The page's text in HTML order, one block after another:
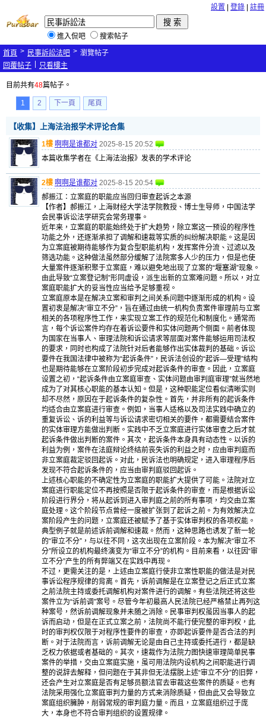
設置 登錄 註冊
進入侃吧
搜索帖子
首頁 > 民事訴訟法吧 > 瀏覽帖子
回覆帖子
只看樓主
目前共有48篇帖子。
1 2 下一頁 尾頁
【收集】上海法治报学术评论合集
1樓 啊啊是谁都对 2025-8-15 20:52
本篇收集学者在《上海法治报》发表的学术评论
2樓 啊啊是谁都对 2025-8-15 20:54
郝振江：立案庭的职能应当回归审查起诉之本源
【作者】郝振江，上海财经大学法学院教授、博士生导师，中国法学
会民事诉讼法学研究会常务理事。
近年来，立案庭的职能始终处于扩大趋势，除立案这一预设的程序性
功能之外，还逐渐承担了调解和速裁等实质的纠纷解决职能。这是因
为立案庭被期待能够作为复合型职能机构，发挥案件分流、过滤以及
筛选功能。这种做法虽然部分缓解了法院案多人少的压力，但是也使
大量案件逐渐积聚于立案庭，难以避免地出现了立案的“堰塞湖”现象。
由此导致“立案登记制”形同虚设，派生出新的立案难问题。所以，对立
案庭职能扩大的妥当性应当给予足够重视。
立案庭原本是在解决立案和审判之间关系问题中逐渐形成的机构。设
置初衷是解决“审立不分”，旨在通过由统一机构负责案件审理前与立案
相关的各项程序性工作，来实现立案工作的规范化和制度化。通常而
言，每个诉讼案件均存在着诉讼要件和实体问题两个侧面。前者体现
为国家在当事人、审理法院和诉讼请求等层面对案件能够运用司法权
的要求，同时也构成了法院针对后者能够作出实体裁判的基础。诉讼
要件在我国法律中被称为“起诉条件”，民诉法创设的“起诉—受理”结构
也是期待能够在立案阶段初步完成对起诉条件的审查。因此，立案庭
设置之初，“起诉条件由立案庭审查、实体问题由审判庭审理”就当然地
成为了对其核心职能的基本认知。但是，这种职能定位看似清晰实则
却不尽然，原因在于起诉条件的复杂性。首先，并非所有的起诉条件
均适合由立案庭进行审查。例如，当事人适格以及司法实践中确立的
重复诉讼、诉的利益等与诉讼请求密切相关的要件，都需要结合案件
的实体审理方能做出判断。实践中不乏立案庭进行实体审查之后才就
起诉条件做出判断的案件。其次，起诉条件本身具有动态性。以诉的
利益为例，案件在法庭辩论终结前丧失诉的利益之时，应由审判庭而
非立案庭裁定驳回起诉。对此，民诉法也明确规定，进入审理程序后
发现不符合起诉条件的，应当由审判庭驳回起诉。
上述核心职能的不确定性为立案庭的职能扩大提供了可能。法院对立
案庭进行职能定位不再按照是否限于起诉条件的审查，而是根据诉讼
阶段进行界分，将从起诉到进入审判庭之前的所有事项，均交由立案
庭处理。这个阶段节点曾经一度被扩张到了起诉之前。为有效解决立
案阶段产生的问题，立案庭还被赋予了基于实体审判权的各项权能。
典型例子就是前述诉前调解和速裁。然而，这种思路也诱发了新一轮
的“审立不分”，与以往不同，这次出现在立案阶段。本为解决“审立不
分”所设立的机构最终演变为“审立不分”的机构。目前来看，以往因“审
立不分”产生的所有弊端又在实践中再现。
不过，更需关注的是，上述由立案庭行使非立案性职能的做法是对民
事诉讼程序规律的背离。首先，诉前调解是在立案登记之后正式立案
之前法院主持或委托调解机构对案件进行的调解。有些法院还将这些
案件立为“诉前调”案号。尽管今年初最高人民法院已经严格禁止再列这
种案号，然诉前调解现象并未随之消除。民事审判权虽因当事人的起
诉而启动，但是在正式立案之前，法院尚不能行使完整的审判权，此
时的审判权仅限于对程序性要件的审查，亦即起诉要件是否合法的判
断。对于法院而言，诉前调解无论是由自己主持或委托进行，都是缺
乏权力依据或者基础的。其次，速裁作为法院力图快速审理简单民事
案件的举措，交由立案庭实施，虽可用法院内设机构之间职能进行调
整的说辞去解释，但问题在于其非但无法摆脱上述“审立不分”的旧弊，
还会产生对立案庭是否有足够员额法官去审裁这些案件的质疑。也有
法院采用强化立案庭审判力量的方式来消除质疑，但由此又会导致立
案庭组织臃肿，削弱常规的审判庭力量。而且，立案庭组织过于庞
大，本身也不符合审判组织的设置规律。